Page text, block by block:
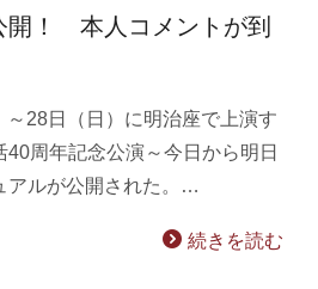
開！ 本人コメントが到
28日（日）に明治座で上演す
40周年記念公演～今日から明日
アルが公開された。…
続きを読む